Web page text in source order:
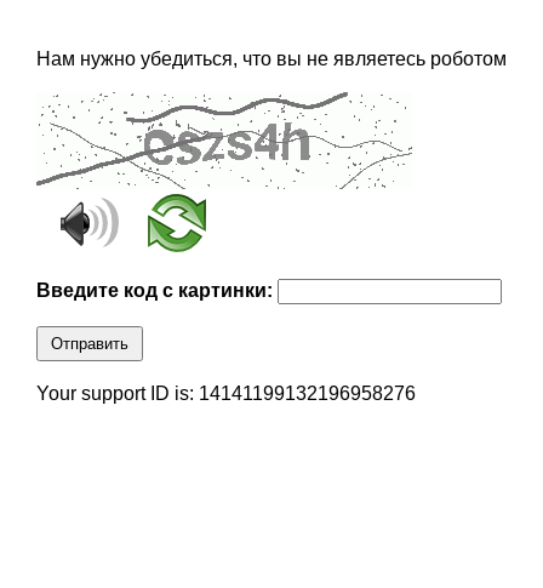
Нам нужно убедиться, что вы не являетесь роботом
Введите код с картинки:
Отправить
Your support ID is: 14141199132196958276